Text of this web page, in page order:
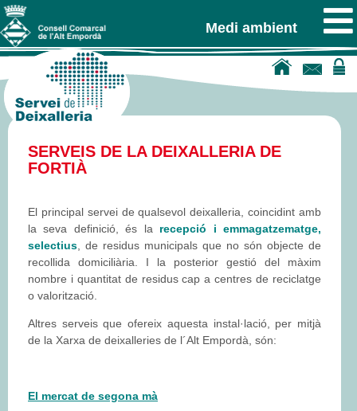
Medi ambient
SERVEIS DE LA DEIXALLERIA DE
FORTIÀ
El principal servei de qualsevol deixalleria, coincidint amb
la seva definició, és la recepció i emmagatzematge,
selectius , de residus municipals que no són objecte de
recollida domiciliària. I la posterior gestió del màxim
nombre i quantitat de residus cap a centres de reciclatge
o valorització.
Altres serveis que ofereix aquesta instal·lació, per mitjà
de la Xarxa de deixalleries de l´Alt Empordà, són:
El mercat de segona mà